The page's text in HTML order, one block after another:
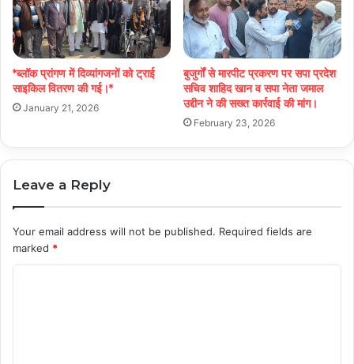
*ब्लॉक प्रांगण में दिव्यांगजनों को ट्राई
साइकिल वितरण की गई।*
January 21, 2026
बुजुर्गों से मारपीट प्रकरण पर सपा प्रदेश
सचिव शाहिद खान व सपा नेता जमाल
उद्दीन ने की सख्त कार्रवाई की मांग।
February 23, 2026
Leave a Reply
Your email address will not be published. Required fields are
marked *